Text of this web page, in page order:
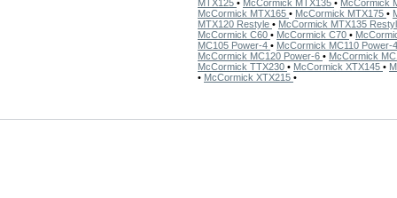
MTX125 • McCormick MTX135 • McCormick
McCormick MTX165 • McCormick MTX175 •
MTX120 Restyle • McCormick MTX135
McCormick C60 • McCormick C70 •
MC105 Power-4 • McCormick MC110 Power-
McCormick MC120 Power-6 • McCormick
McCormick TTX230 • McCormick XTX145 •
• McCormick XTX215 •